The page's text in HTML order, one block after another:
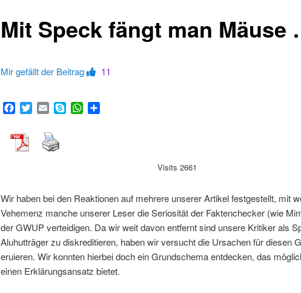
Mit Speck fängt man Mäuse
Mir gefällt der Beitrag 11
Facebook
TwitterEmailSkypeWhatsApp
Teilen
Visits 2661
Wir haben bei den Reaktionen auf mehrere unserer Artikel festgestellt, mit
Vehemenz manche unserer Leser die Seriosität der Faktenchecker (wie
der GWUP verteidigen. Da wir weit davon entfernt sind unsere Kritiker als
Aluhutträger zu diskreditieren, haben wir versucht die Ursachen für diesen
eruieren. Wir konnten hierbei doch ein Grundschema entdecken, das
einen Erklärungsansatz bietet.